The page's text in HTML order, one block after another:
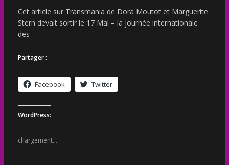
Cet article sur Transmania de Dora Moutot et Marguerite
Stern devait sortir le 17 Mai – la journée internationale
des
Partager :
Facebook Twitter
WordPress:
chargement…